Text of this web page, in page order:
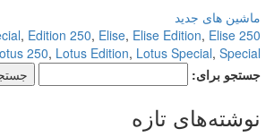
ماشین های جدید
250 Edition
,Edition 250,Elise,Elise Edition,Elise
Lotus 250,Lotus Edition,Lotus Special,Special
جستجو برای:
نوشته‌های تازه